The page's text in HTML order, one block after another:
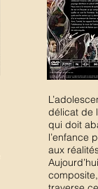
délicat de
qui doit
l’enfance
aux